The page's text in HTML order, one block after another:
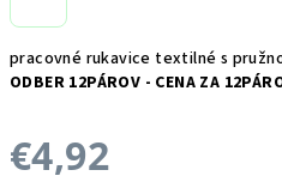
pracovné rukavice textilné s
ODBER 12PÁROV - CENA ZA
€4,92